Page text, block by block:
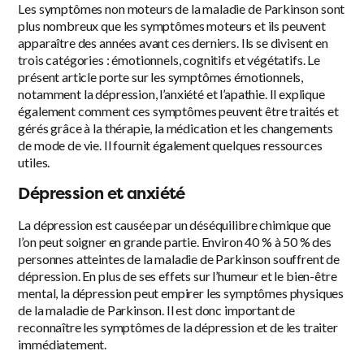
Les symptômes non moteurs de la maladie de Parkinson sont
plus nombreux que les symptômes moteurs et ils peuvent
apparaître des années avant ces derniers. Ils se divisent en
trois catégories : émotionnels, cognitifs et végétatifs. Le
présent article porte sur les symptômes émotionnels,
notamment la dépression, l’anxiété et l’apathie. Il explique
également comment ces symptômes peuvent être traités et
gérés grâce à la thérapie, la médication et les changements
de mode de vie. Il fournit également quelques ressources
utiles.
Dépression et anxiété
La dépression est causée par un déséquilibre chimique que
l’on peut soigner en grande partie. Environ 40 % à 50 % des
personnes atteintes de la maladie de Parkinson souffrent de
dépression. En plus de ses effets sur l’humeur et le bien-être
mental, la dépression peut empirer les symptômes physiques
de la maladie de Parkinson. Il est donc important de
reconnaître les symptômes de la dépression et de les traiter
immédiatement.